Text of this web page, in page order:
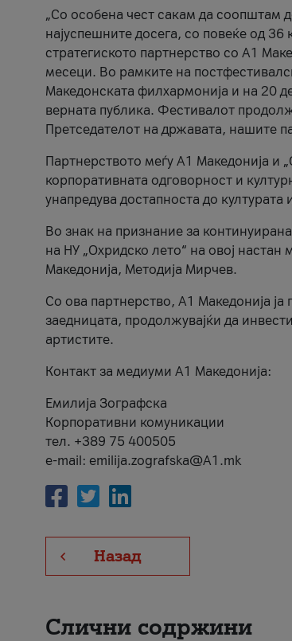
„Со особена чест сакам да соопштам
најуспешните досега, со повеќе од
стратегиското партнерство со А1
месеци. Во рамките на
Македонската филхармонија и на 20
верната публика. Фестивалот
Претседателот на државата, нашите
Партнерството меѓу A1 Македонија и
корпоративната одговорност и
унапредува достапноста до
Во знак на признание за
на НУ „Охридско лето“ на овој
Македонија, Методија Мирчев.
Со ова партнерство, A1 Македонија
заедницата, продолжувајќи да
артистите.
Контакт за медиуми А1 Македонија:
Емилија Зографска
Корпоративни комуникации
тел. +389 75 400505
e-mail: emilija.zografska@A1.mk
Назад
Слични содржини